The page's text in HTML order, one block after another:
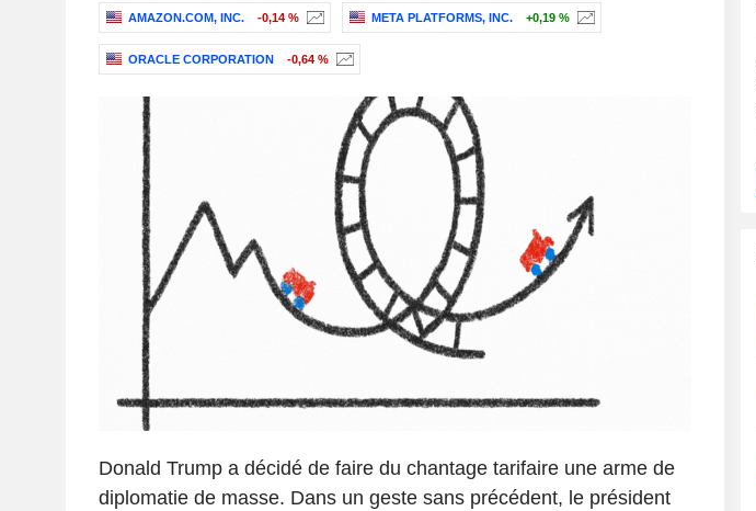
AMAZON.COM, INC. -0,14 % META PLATFORMS, INC. +0,19 %
ORACLE CORPORATION -0,64 %
Donald Trump a décidé de faire du chantage tarifaire une arme de
diplomatie de masse. Dans un geste sans précédent, le président